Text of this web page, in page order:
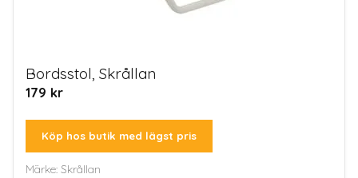
Bordsstol, Skrållan
179 kr
Köp hos butik med lägst pris
Märke: Skrållan